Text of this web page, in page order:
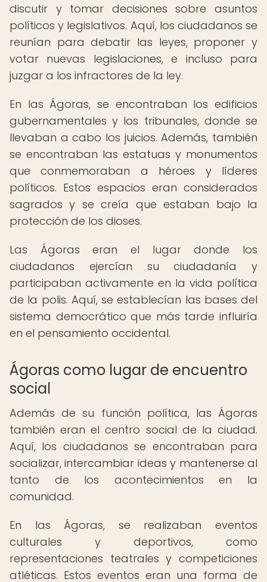
discutir y tomar decisiones sobre asuntos
políticos y legislativos. Aquí, los ciudadanos se
reunían para debatir las leyes, proponer y
votar nuevas legislaciones, e incluso para
juzgar a los infractores de la ley.
En las Ágoras, se encontraban los edificios
gubernamentales y los tribunales, donde se
llevaban a cabo los juicios. Además, también
se encontraban las estatuas y monumentos
que conmemoraban a héroes y líderes
políticos. Estos espacios eran considerados
sagrados y se creía que estaban bajo la
protección de los dioses.
Las Ágoras eran el lugar donde los
ciudadanos ejercían su ciudadanía y
participaban activamente en la vida política
de la polis. Aquí, se establecían las bases del
sistema democrático que más tarde influiría
en el pensamiento occidental.
Ágoras como lugar de encuentro
social
Además de su función política, las Ágoras
también eran el centro social de la ciudad.
Aquí, los ciudadanos se encontraban para
socializar, intercambiar ideas y mantenerse al
tanto de los acontecimientos en la
comunidad.
En las Ágoras, se realizaban eventos
culturales y deportivos, como
representaciones teatrales y competiciones
atléticas. Estos eventos eran una forma de